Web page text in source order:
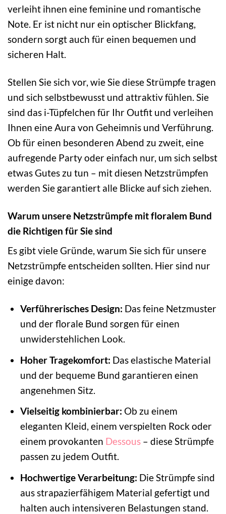
verleiht ihnen eine feminine und romantische
Note. Er ist nicht nur ein optischer Blickfang,
sondern sorgt auch für einen bequemen und
sicheren Halt.
Stellen Sie sich vor, wie Sie diese Strümpfe tragen
und sich selbstbewusst und attraktiv fühlen. Sie
sind das i-Tüpfelchen für Ihr Outfit und verleihen
Ihnen eine Aura von Geheimnis und Verführung.
Ob für einen besonderen Abend zu zweit, eine
aufregende Party oder einfach nur, um sich selbst
etwas Gutes zu tun – mit diesen Netzstrümpfen
werden Sie garantiert alle Blicke auf sich ziehen.
Warum unsere Netzstrümpfe mit floralem Bund
die Richtigen für Sie sind
Es gibt viele Gründe, warum Sie sich für unsere
Netzstrümpfe entscheiden sollten. Hier sind nur
einige davon:
Verführerisches Design: Das feine Netzmuster
und der florale Bund sorgen für einen
unwiderstehlichen Look.
Hoher Tragekomfort: Das elastische Material
und der bequeme Bund garantieren einen
angenehmen Sitz.
Vielseitig kombinierbar: Ob zu einem
eleganten Kleid, einem verspielten Rock oder
einem provokanten Dessous– diese Strümpfe
passen zu jedem Outfit.
Hochwertige Verarbeitung: Die Strümpfe sind
aus strapazierfähigem Material gefertigt und
halten auch intensiveren Belastungen stand.